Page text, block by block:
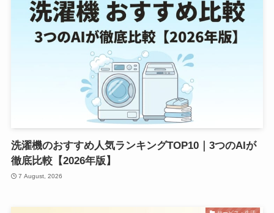
洗濯機のおすすめ人気ランキングTOP10｜3つのAIが
徹底比較【2026年版】
7 August, 2026